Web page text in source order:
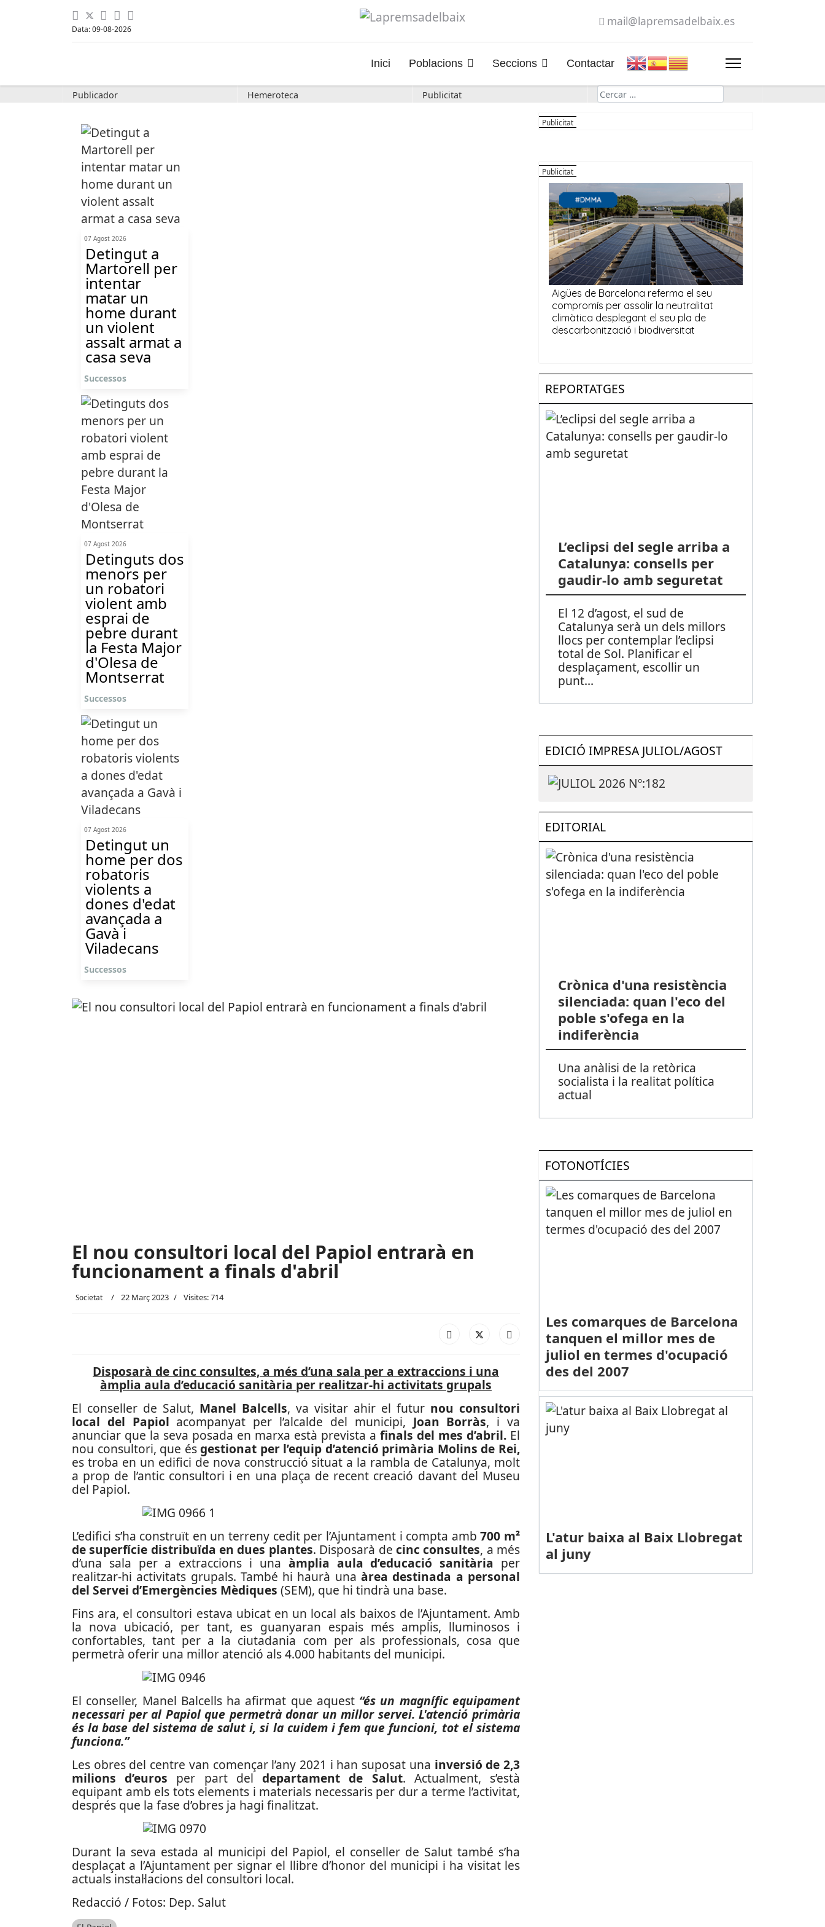
Data: 09-08-2026
mail@lapremsadelbaix.es
Inici Poblacions Seccions Contactar
Publicador Hemeroteca Publicitat Cerca
07 Agost 2026
Detingut a
Martorell per
intentar
matar un
home durant
un violent
assalt armat a
casa seva
Successos
07 Agost 2026
Detinguts dos
menors per
un robatori
violent amb
esprai de
pebre durant
la Festa Major
d'Olesa de
Montserrat
Successos
07 Agost 2026
Detingut un
home per dos
robatoris
violents a
dones d'edat
avançada a
Gavà i
Viladecans
Successos
El nou consultori local del Papiol entrarà en
funcionament a finals d'abril
Societat 22 Març 2023 Visites: 714
Disposarà de cinc consultes, a més d’una sala per a extraccions i una
àmplia aula d’educació sanitària per realitzar-hi activitats grupals
El conseller de Salut, Manel Balcells, va visitar ahir el futur nou consultori
local del Papiol acompanyat per l’alcalde del municipi, Joan Borràs, i va
anunciar que la seva posada en marxa està prevista a finals del mes d’abril. El
nou consultori, que ésgestionat per l’equip d’atenció primària Molins de Rei,
es troba en un edifici de nova construcció situat a la rambla de Catalunya, molt
a prop de l’antic consultori i en una plaça de recent creació davant del Museu
del Papiol.
L’edifici s’ha construït en un terreny cedit per l’Ajuntament i compta amb700 m²
de superfície distribuïda en dues plantes. Disposarà de cinc consultes, a més
d’una sala per a extraccions i una àmplia aula d’educació sanitària per
realitzar-hi activitats grupals. També hi haurà unaàrea destinada a personal
del Servei d’Emergències Mèdiques (SEM), que hi tindrà una base.
Fins ara, el consultori estava ubicat en un local als baixos de l’Ajuntament. Amb
la nova ubicació, per tant, es guanyaran espais més amplis, lluminosos i
confortables, tant per a la ciutadania com per als professionals, cosa que
permetrà oferir una millor atenció als 4.000 habitants del municipi.
El conseller, Manel Balcells ha afirmat que aquest “és un magnífic equipament
necessari per al Papiol que permetrà donar un millor servei. L'atenció primària
és la base del sistema de salut i, si la cuidem i fem que funcioni, tot el sistema
funciona.”
Les obres del centre van començar l’any 2021 i han suposat una inversió de 2,3
milions d’euros per part deldepartament de Salut. Actualment, s’està
equipant amb els tots elements i materials necessaris per dur a terme l’activitat,
després que la fase d’obres ja hagi finalitzat.
Durant la seva estada al municipi del Papiol, el conseller de Salut també s’ha
desplaçat a l’Ajuntament per signar el llibre d’honor del municipi i ha visitat les
actuals instal·lacions del consultori local.
Redacció / Fotos: Dep. Salut
REPORTATGES
L’eclipsi del segle arriba a
Catalunya: consells per
gaudir-lo amb seguretat
El 12 d’agost, el sud de
Catalunya serà un dels millors
llocs per contemplar l’eclipsi
total de Sol. Planificar el
desplaçament, escollir un
punt...
EDICIÓ IMPRESA JULIOL/AGOST
EDITORIAL
Crònica d'una resistència
silenciada: quan l'eco del
poble s'ofega en la
indiferència
Una anàlisi de la retòrica
socialista i la realitat política
actual
FOTONOTÍCIES
Les comarques de Barcelona
tanquen el millor mes de
juliol en termes d'ocupació
des del 2007
L'atur baixa al Baix Llobregat
al juny